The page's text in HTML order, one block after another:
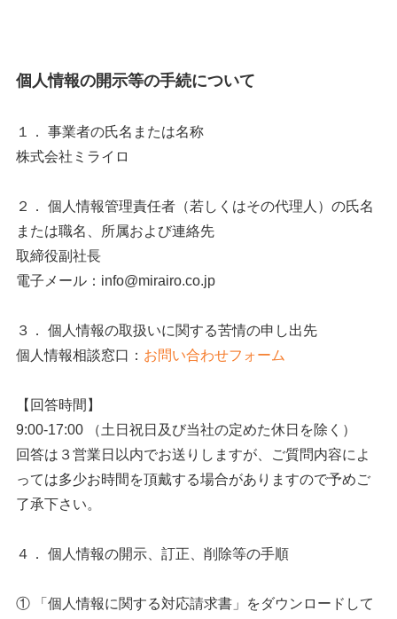
個人情報の開示等の手続について
１． 事業者の氏名または名称
株式会社ミライロ
２． 個人情報管理責任者（若しくはその代理人）の氏名
または職名、所属および連絡先
取締役副社長
電子メール：info@mirairo.co.jp
３． 個人情報の取扱いに関する苦情の申し出先
個人情報相談窓口： お問い合わせフォーム
【回答時間】
9:00-17:00 （土日祝日及び当社の定めた休日を除く）
回答は３営業日以内でお送りしますが、ご質問内容によ
っては多少お時間を頂戴する場合がありますので予めご
了承下さい。
４． 個人情報の開示、訂正、削除等の手順
① 「個人情報に関する対応請求書」をダウンロードして